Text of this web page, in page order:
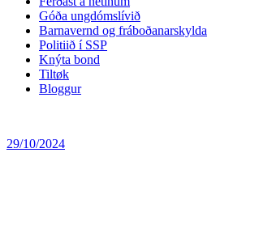
Góða ungdómslívið
Barnavernd og fráboðanarskylda
Politiið í SSP
Knýta bond
Tiltøk
Bloggur
29/10/2024